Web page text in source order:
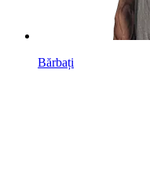
Bărbați